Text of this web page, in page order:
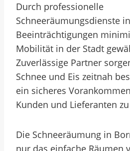
Durch professionelle
Schneeräumungsdienste
Beeinträchtigungen
Mobilität in der Stadt
Zuverlässige Partner
Schnee und Eis zeitnah
ein sicheres
Kunden und Lieferanten
Die Schneeräumung in
nur das einfache Räumen